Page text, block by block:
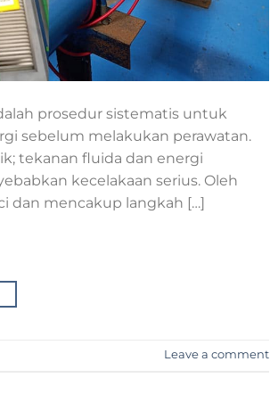
prosedur sistematis untuk
sebelum melakukan perawatan.
tekanan fluida dan energi
kecelakaan serius. Oleh
dan mencakup langkah […]
Leave a comment